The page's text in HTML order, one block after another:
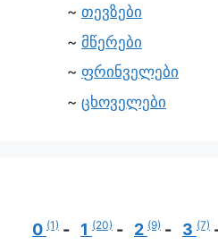
თევზები
მწერები
ფრინველები
ცხოველები
0 (1) 1 (20) 2 (9) 3 (7)